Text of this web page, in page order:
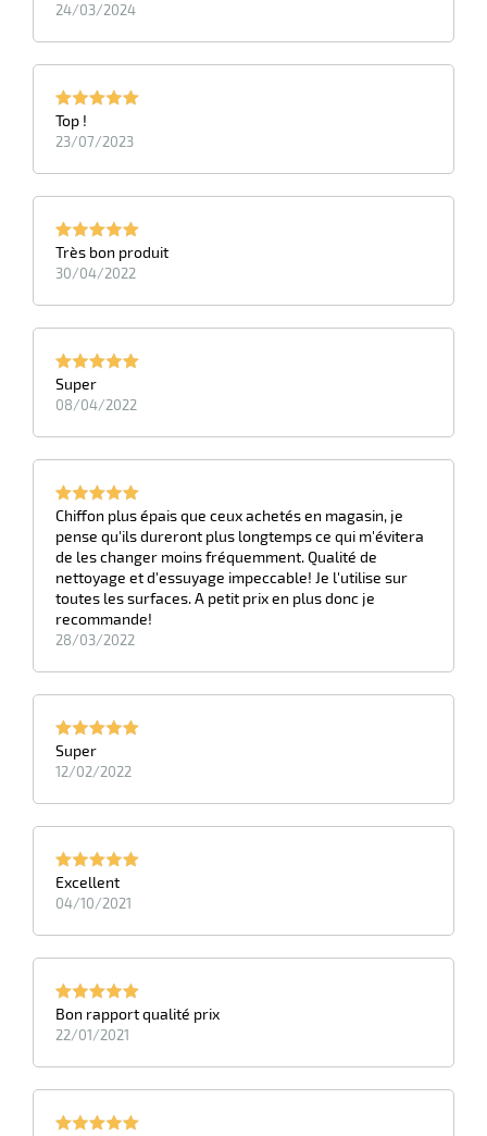
24/03/2024
Top !
23/07/2023
Très bon produit
30/04/2022
Super
08/04/2022
Chiffon plus épais que ceux achetés en magasin, je
pense qu'ils dureront plus longtemps ce qui m'évitera
de les changer moins fréquemment. Qualité de
nettoyage et d'essuyage impeccable! Je l'utilise sur
toutes les surfaces. A petit prix en plus donc je
recommande!
28/03/2022
Super
12/02/2022
Excellent
04/10/2021
Bon rapport qualité prix
22/01/2021